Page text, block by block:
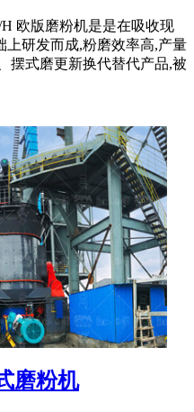
欧版磨粉机是是在吸收现
上研发而成,粉磨效率高,产量
摆式磨更新换代替代产品,被
磨粉机